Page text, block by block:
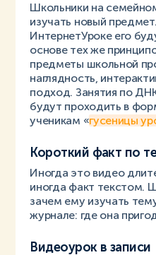
Школьники на
изучать новый
ИнтернетУроке его
основе тех же
предметы школьной
наглядность,
подход. Занятия по
будут проходить в
ученикам «гусеницы
Короткий факт по
Иногда это видео
иногда факт текстом.
зачем ему изучать
журнале: где она
Видеоурок в записи